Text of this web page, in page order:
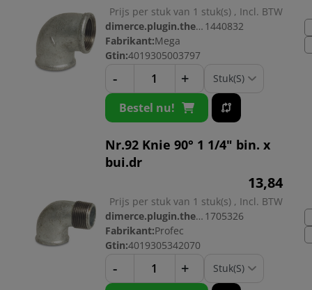
Prijs per stuk van 1 stuk(s) , Incl. BTW
dimerce.plugin.theme.productnr: 1440832
Fabrikant:Mega
Gtin:4019305003797
- +
Bestel nu!
Nr.92 Knie 90° 1 1/4" bin. x
bui.dr
13,84
Prijs per stuk van 1 stuk(s) , Incl. BTW
dimerce.plugin.theme.productnr: 1705326
Fabrikant:Profec
Gtin:4019305342070
- +